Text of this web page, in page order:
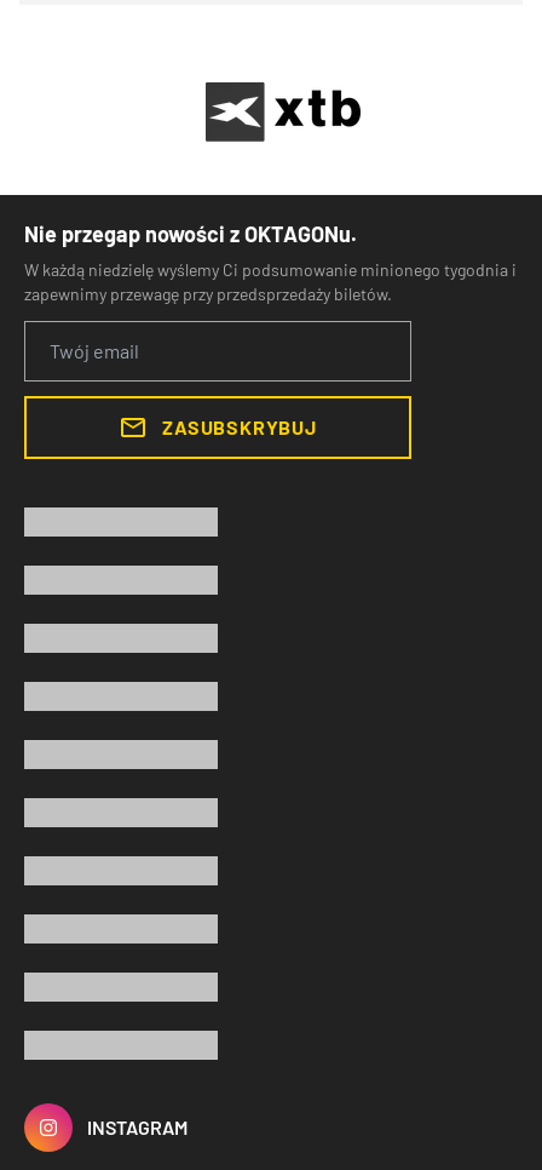
Nie przegap nowości z OKTAGONu.
W każdą niedzielę wyślemy Ci podsumowanie minionego tygodnia i
zapewnimy przewagę przy przedsprzedaży biletów.
ZASUBSKRYBUJ
INSTAGRAM